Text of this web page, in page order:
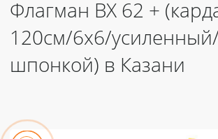
Флагман BX 62 +
120см/6х6/
шпонкой) в Казани